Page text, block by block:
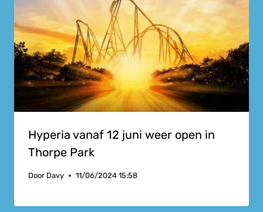
Hyperia vanaf 12 juni weer open in
Thorpe Park
Door Davy 11/06/2024 15:58